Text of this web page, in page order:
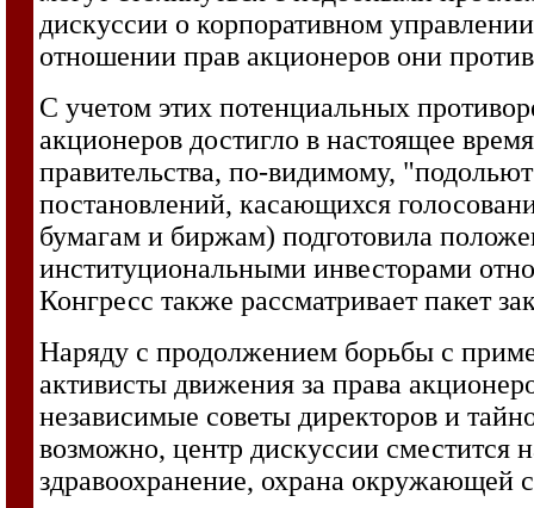
дискуссии о корпоративном
отношении прав акционеров они
С учетом этих потенциальных
акционеров достигло в настоящее
правительства, по-видимому,
постановлений, касающихся
бумагам и биржам) подготовила
институциональными инвесторами
Конгресс также рассматривает пакет
Наряду с продолжением борьбы с
активисты движения за права
независимые советы директоров и
возможно, центр дискуссии
здравоохранение, охрана окружающей